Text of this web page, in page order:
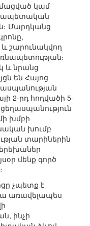
կամ
Մարդկանց
և շարունակվող
և նրանց
են Հայոց
2-րդ հոդվածի 5-
խմբի
խումբ
տարիներին
մենք գործ
չպետք է
առավելապես
ինչի